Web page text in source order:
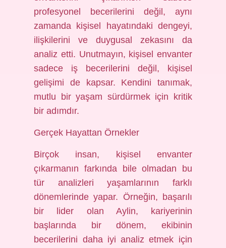
profesyonel becerilerini değil, aynı
zamanda kişisel hayatındaki dengeyi,
ilişkilerini ve duygusal zekasını da
analiz etti. Unutmayın, kişisel envanter
sadece iş becerilerini değil, kişisel
gelişimi de kapsar. Kendini tanımak,
mutlu bir yaşam sürdürmek için kritik
bir adımdır.
Gerçek Hayattan Örnekler
Birçok insan, kişisel envanter
çıkarmanın farkında bile olmadan bu
tür analizleri yaşamlarının farklı
dönemlerinde yapar. Örneğin, başarılı
bir lider olan Aylin, kariyerinin
başlarında bir dönem, ekibinin
becerilerini daha iyi analiz etmek için